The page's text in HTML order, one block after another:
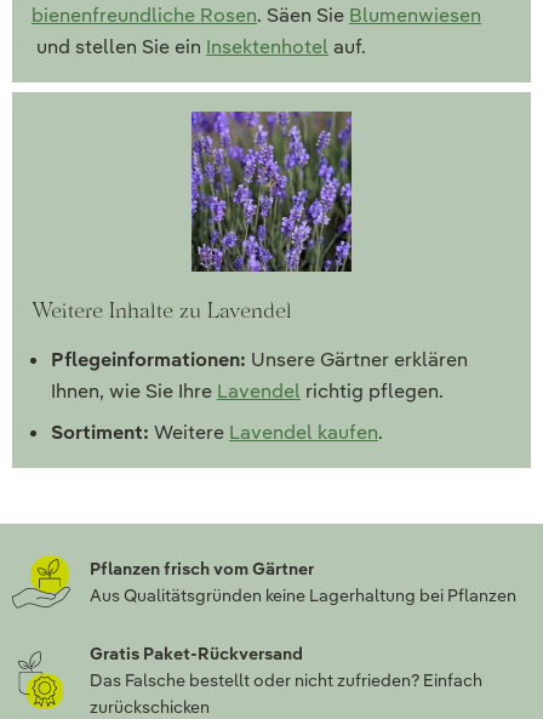
bienenfreundliche Rosen. Säen Sie Blumenwiesen
und stellen Sie ein Insektenhotel auf.
Weitere Inhalte zu Lavendel
Pflegeinformationen: Unsere Gärtner erklären
Ihnen, wie Sie Ihre Lavendel richtig pflegen.
Sortiment: Weitere Lavendel kaufen.
Pflanzen frisch vom Gärtner
Aus Qualitätsgründen keine Lagerhaltung bei Pflanzen
Gratis Paket-Rückversand
Das Falsche bestellt oder nicht zufrieden? Einfach
zurückschicken